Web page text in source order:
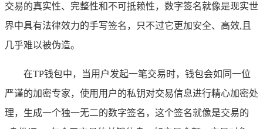
交易的真实性、完整性和不可抵赖性，数字签名就像是现实世
界中具有法律效力的手写签名，只不过它更加安全、高效,且
几乎难以被伪造。
在TP钱包中，当用户发起一笔交易时，钱包会如同一位
严谨的加密专家，使用用户的私钥对交易信息进行精心加密处
理，生成一个独一无二的数字签名，这个签名就像是交易的